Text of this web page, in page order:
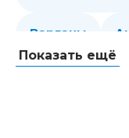
Варганы
Показать ещё